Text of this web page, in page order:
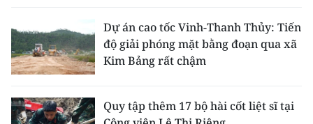
Dự án cao tốc Vinh-Thanh Thủy: Tiến
độ giải phóng mặt bằng đoạn qua xã
Kim Bảng rất chậm
Quy tập thêm 17 bộ hài cốt liệt sĩ tại